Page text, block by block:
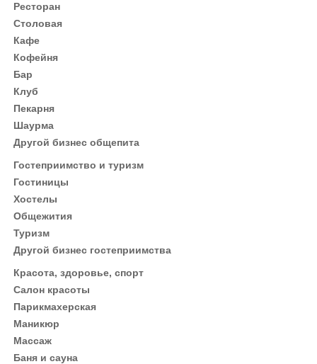
Ресторан
Столовая
Кафе
Кофейня
Бар
Клуб
Пекарня
Шаурма
Другой бизнес общепита
Гостеприимство и туризм
Гостиницы
Хостелы
Общежития
Туризм
Другой бизнес гостеприимства
Красота, здоровье, спорт
Салон красоты
Парикмахерская
Маникюр
Массаж
Баня и сауна